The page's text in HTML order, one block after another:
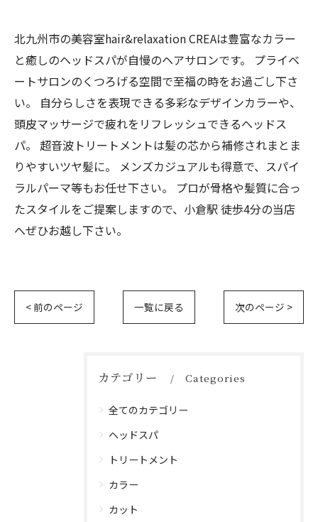
北九州市の美容室hair&relaxation CREAは豊富なカラー
と癒しのヘッドスパが自慢のヘアサロンです。 プライベ
ートサロンのくつろげる空間で至福の時をお過ごし下さ
い。 自分らしさを表現できる多彩なデザインカラーや、
頭皮マッサージで疲れをリフレッシュできるヘッドス
パ。 超音波トリートメントは髪の芯から補修されまとま
りやすいツヤ髪に。 メンズカジュアルも得意で、スパイ
ラルパーマ等もお任せ下さい。 プロが骨格や髪質に合っ
たスタイルをご提案しますので、小倉駅 徒歩4分の当店
へぜひお越し下さい。
< 前のページ 一覧に戻る 次のページ >
カテゴリー Categories
全てのカテゴリー
ヘッドスパ
トリートメント
カラー
カット